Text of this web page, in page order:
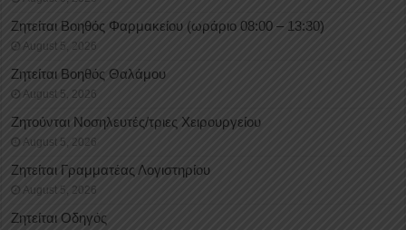
Ζητείται Βοηθός Φαρμακείου (ωράριο 08:00 – 13:30)
August 5, 2026
Ζητείται Βοηθός Θαλάμου
August 5, 2026
Ζητούνται Νοσηλευτές/τριες Χειρουργείου
August 5, 2026
Ζητείται Γραμματέας Λογιστηρίου
August 5, 2026
Ζητείται Οδηγός